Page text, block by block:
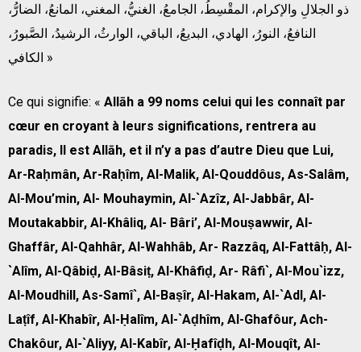
ذو الجلالِ والإكرام، المقْسِطُ، الجامعُ، الغنيُّ، المغني، المانعُ، الضارُّ،
النافعُ، النورُ، الهادي، البديعُ، الباقي، الوارثُ، الرشيدُ، الصَّبورُ،
الكافي »
Ce qui signifie: « Allāh a 99 noms celui qui les connaît par
cœur en croyant à leurs significations, rentrera au
paradis, Il est Allāh, et il n’y a pas d’autre Dieu que Lui,
Ar-Raḥmân, Ar-Raḥîm, Al-Malik, Al-Qouddôus, As-Salâm,
Al-Mou’min, Al- Mouhaymin, Al-`Azîz, Al-Jabbâr, Al-
Moutakabbir, Al-Khâliq, Al- Bâri’, Al-Mouṣawwir, Al-
Ghaffâr, Al-Qahhâr, Al-Wahhâb, Ar- Razzâq, Al-Fattâḥ, Al-
`Alîm, Al-Qâbiḍ, Al-Bâsiṭ, Al-Khâfiḍ, Ar- Râfi`, Al-Mou`izz,
Al-Moudhill, As-Samî`, Al-Baṣîr, Al-Hakam, Al-`Adl, Al-
Laṭîf, Al-Khabîr, Al-Ḥalîm, Al-`Aḍhîm, Al-Ghafôur, Ach-
Chakôur, Al-`Aliyy, Al-Kabîr, Al-Ḥafîḍh, Al-Mouqît, Al-